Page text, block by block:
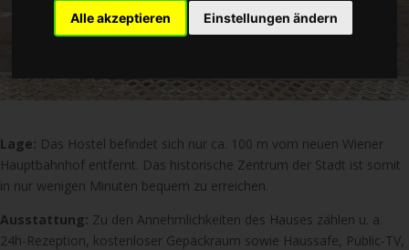
Alle akzeptieren Einstellungen ändern
Lage: Das Hostel befindet sich nur ca. 100 m vom neuen Wiener
Hauptbahnhof entfernt. Das historische Zentrum der Stadt ist somit
in nur wenigen Minuten bequem zu erreichen.
Ausstattung: Zu den Annehmlichkeiten des Hauses zählen u. a.
24h-Rezeption, kostenloser Gepäckraum sowie Haussafe, Public-TV,